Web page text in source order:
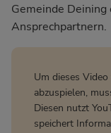
Gemeinde Deining
Ansprechpartnern.
Um dieses
abzuspielen,
Diesen nutzt
speichert